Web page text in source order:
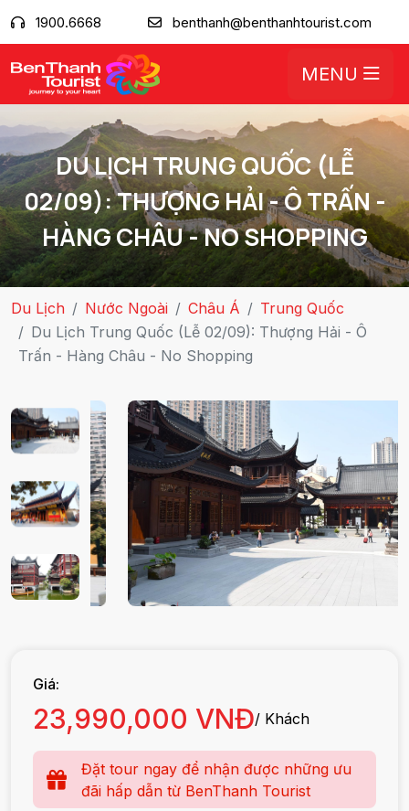
1900.6668 benthanh@benthanhtourist.com
MENU
DU LỊCH TRUNG QUỐC (LỄ
02/09): THƯỢNG HẢI - Ô TRẤN -
HÀNG CHÂU - NO SHOPPING
Du Lịch Nước Ngoài Châu Á
Trung Quốc
Du Lịch Trung Quốc (Lễ 02/09): Thượng Hải - Ô
Trấn - Hàng Châu - No Shopping
Giá:
23,990,000 VNĐ/ Khách
Đặt tour ngay để nhận được những ưu
đãi hấp dẫn từ BenThanh Tourist